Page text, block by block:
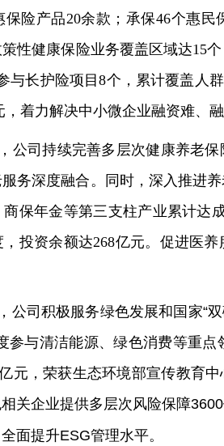
保险产品20余款；承保46个惠
性健康保险业务覆盖区域达15
与长护险项目8个，累计覆盖人
着力解决中小微企业融资难、
公司持续完善多层次健康养老
务深度融合。同时，深入推进
保年金等第三支柱产业累计达
投资余额达268亿元。促进医
公司积极服务绿色发展和国家“
参与清洁能源、绿色消费等重
元，荣获生态环境部宣传教育
关企业提供多层次风险保障
面提升ESG管理水平。